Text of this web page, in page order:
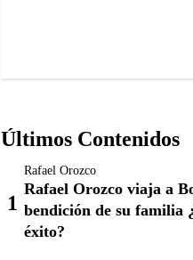
Últimos Contenidos
Rafael Orozco
Rafael Orozco viaja a
bendición de su familia
éxito?